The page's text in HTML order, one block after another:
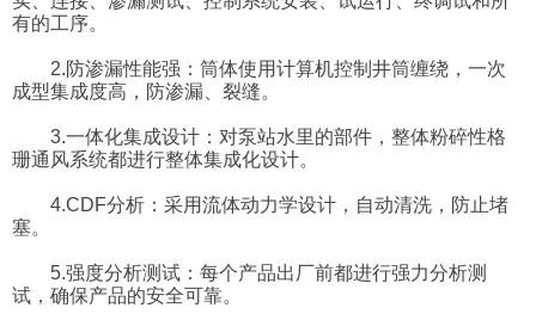
有的工序。
2.防渗漏性能强：筒体使用计算机控制井筒缠绕，一次
成型集成度高，防渗漏、裂缝。
3.一体化集成设计：对泵站水里的部件，整体粉碎性格
珊通风系统都进行整体集成化设计。
4.CDF分析：采用流体动力学设计，自动清洗，防止堵
塞。
5.强度分析测试：每个产品出厂前都进行强力分析测
试，确保产品的安全可靠。